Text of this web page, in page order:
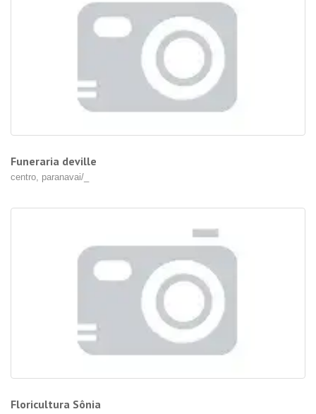
Funeraria deville
centro, paranavai/_
Floricultura Sônia